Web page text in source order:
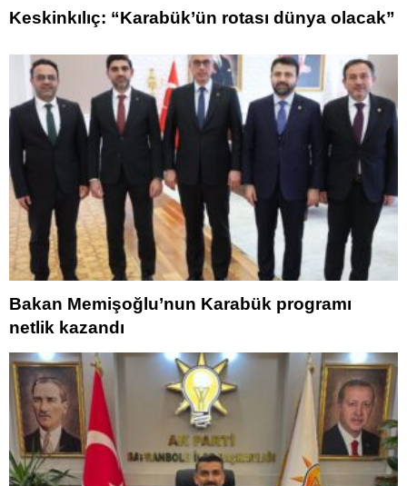
Keskinkılıç: “Karabük’ün rotası dünya olacak”
Bakan Memişoğlu’nun Karabük programı
netlik kazandı